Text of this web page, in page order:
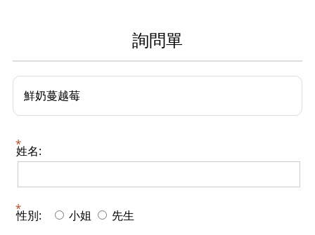
詢問單
鮮奶蔓越莓
姓名:
性別: 小姐 先生